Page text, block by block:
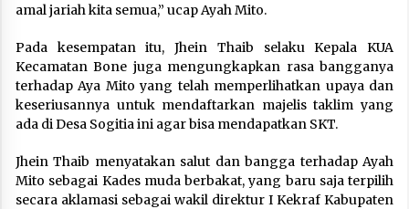
amal jariah kita semua,” ucap Ayah Mito.
Pada kesempatan itu, Jhein Thaib selaku Kepala KUA
Kecamatan Bone juga mengungkapkan rasa bangganya
terhadap Aya Mito yang telah memperlihatkan upaya dan
keseriusannya untuk mendaftarkan majelis taklim yang
ada di Desa Sogitia ini agar bisa mendapatkan SKT.
Jhein Thaib menyatakan salut dan bangga terhadap Ayah
Mito sebagai Kades muda berbakat, yang baru saja terpilih
secara aklamasi sebagai wakil direktur I Kekraf Kabupaten